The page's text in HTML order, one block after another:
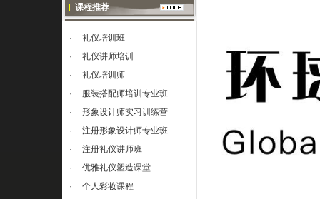
课程推荐
·
礼仪培训班
·
礼仪讲师培训
·
礼仪培训师
·
服装搭配师培训专业班
·
形象设计师实习训练营
·
注册形象设计师专业班...
·
注册礼仪讲师班
·
优雅礼仪塑造课堂
·
个人彩妆课程